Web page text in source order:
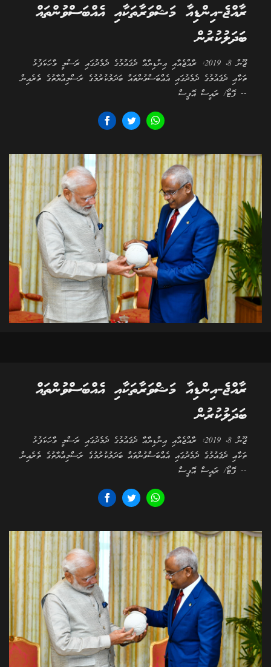
ރާއްޖެ-އިންޑިއާ މަޝްވަރާތަކާއި އެއްބަސްވުންތައް
ބަދަލުކުރުން
ޖޫން 8، 2019: ރާއްޖެއާއި އިންޑިޔާއާ ދެޤައުމުގެ ދެމެދުގައި ރަސްމީ ވާހަކަފުޅު
ތަކާއި ދެޤައުމުގެ ދެމެދުގައި އެއްބަސްވުންތައް ބަދަލުކުރުމުގެ ރަސްމިއްޔާތުގެ ތެރެއިން
-- ފޮޓޯ/ ރައީސް އޮފީސް
ރާއްޖެ-އިންޑިއާ މަޝްވަރާތަކާއި އެއްބަސްވުންތައް
ބަދަލުކުރުން
ޖޫން 8، 2019: ރާއްޖެއާއި އިންޑިޔާއާ ދެޤައުމުގެ ދެމެދުގައި ރަސްމީ ވާހަކަފުޅު
ތަކާއި ދެޤައުމުގެ ދެމެދުގައި އެއްބަސްވުންތައް ބަދަލުކުރުމުގެ ރަސްމިއްޔާތުގެ ތެރެއިން
-- ފޮޓޯ/ ރައީސް އޮފީސް